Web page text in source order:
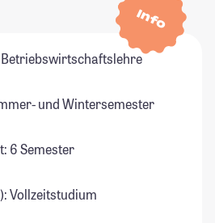
Info
und Wintersemester
6 Semester
Vollzeitstudium